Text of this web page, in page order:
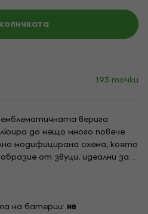
193 точки
верига
до нещо много повече
модифицирана схема, която
от звуци, идеални за
Неговите активни
с до 20 dB всеки преминават
и ярък. При ниски...
на батерии: не